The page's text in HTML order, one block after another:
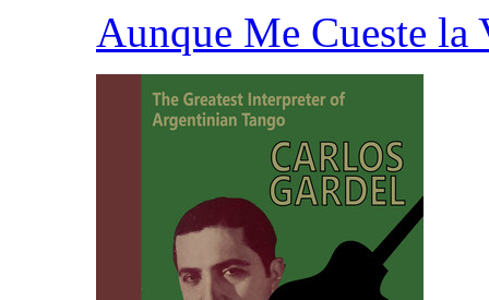
Aunque Me Cueste